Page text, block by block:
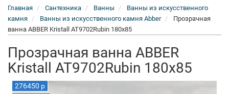
Главная Сантехника Ванны
Ванны из искусственного
камня
Ванны из искусственного камня Abber
Прозрачная
ванна ABBER Kristall AT9702Rubin 180x85
Прозрачная ванна ABBER
Kristall AT9702Rubin 180x85
276450 р